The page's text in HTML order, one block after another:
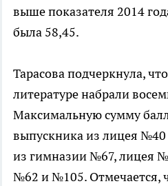
выше показателя 2014
была 58,45.
Тарасова подчеркнула,
литературе набрали
Максимальную сумму
выпускника из лицея
из гимназии №67, лицея
№62 и №105. Отмечается,